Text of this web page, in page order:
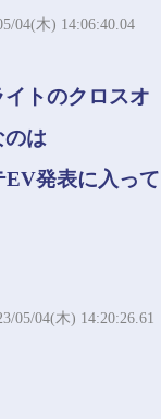
04(木) 14:06:40.04
トのクロスオ
のは
EV発表に入って
05/04(木) 14:20:26.61